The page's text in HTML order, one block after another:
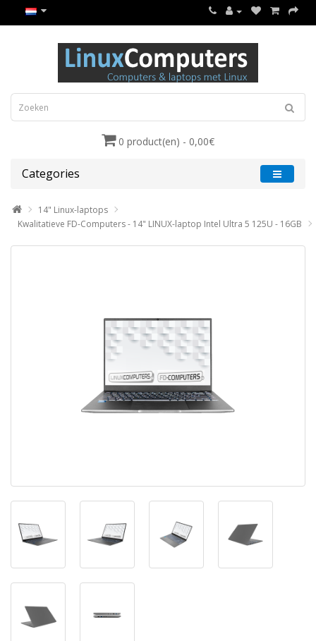
0 product(en) - 0,00€
Categories
14" Linux-laptops
Kwalitatieve FD-Computers - 14" LINUX-laptop Intel Ultra 5 125U - 16GB